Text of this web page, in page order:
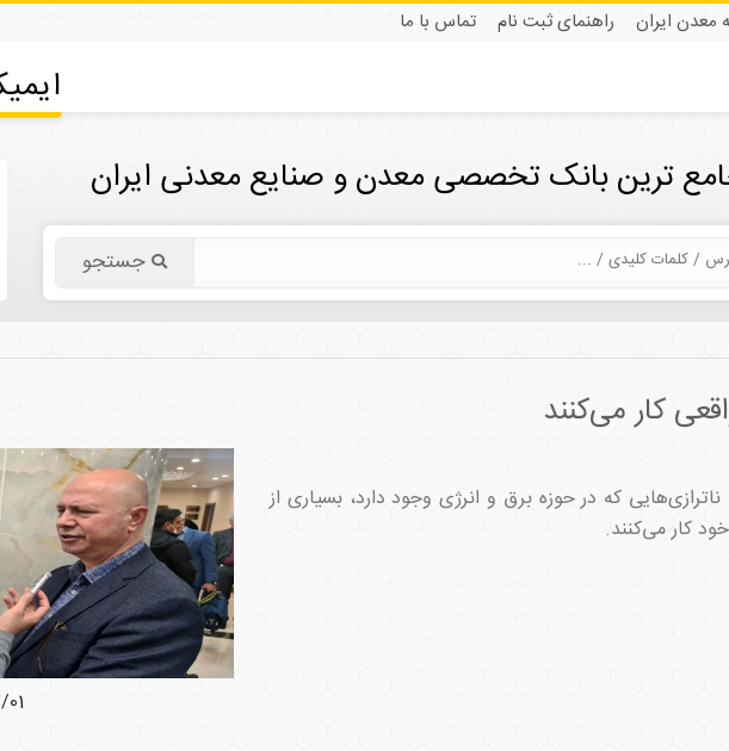
معدن ایران راهنمای ثبت نام تماس با ما
ترین بانک تخصصی معدن و صنایع معدنی ایران
جستجو
که در حوزه برق و انرژی وجود دارد، بسیاری از